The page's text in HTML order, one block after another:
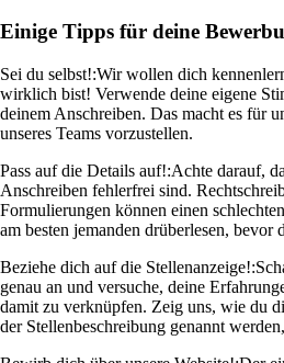
Einige Tipps für deine
Sei du selbst!:Wir wollen dich
wirklich bist! Verwende deine eigene
deinem Anschreiben. Das macht es für
unseres Teams vorzustellen.
Pass auf die Details auf!:Achte darauf,
Anschreiben fehlerfrei sind.
Formulierungen können einen
am besten jemanden drüberlesen, bevor
Beziehe dich auf die Stellenanzeige!:
genau an und versuche, deine
damit zu verknüpfen. Zeig uns, wie du
der Stellenbeschreibung genannt